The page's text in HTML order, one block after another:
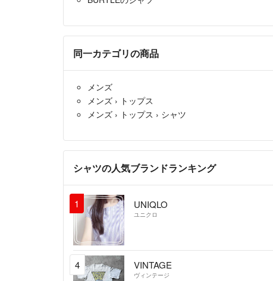
同一カテゴリの商品
メンズ
メンズ › トップス
メンズ › トップス › シャツ
シャツの人気ブランドランキング
1 UNIQLO
ユニクロ
4 VINTAGE
ヴィンテージ